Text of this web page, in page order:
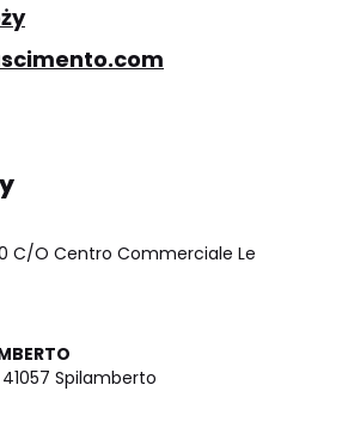
C/O Centro Commerciale Le
41057 Spilamberto